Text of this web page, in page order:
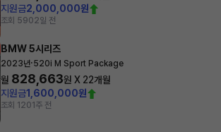
지원금2,000,000원
조회 5902일 전
BMW 5시리즈
2023년·520i M Sport Package
월 828,663원 X 22개월
지원금1,600,000원
조회 1201주 전